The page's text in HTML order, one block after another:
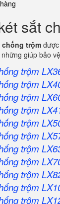
sắt
chống trộm
giúp bảo
trộm
trộm
trộm
trộm
trộm
trộm
trộm
trộm
trộm
trộm
trộm